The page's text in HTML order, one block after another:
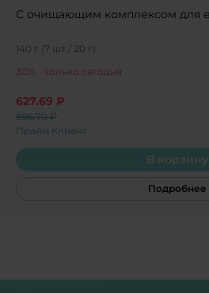
С очищающим комплексом для
140 г (7 шт./ 20 г)
30% - только сегодня
627.69 ₽
896.70 ₽
Прайм Клиент
В корзину
Подробнее